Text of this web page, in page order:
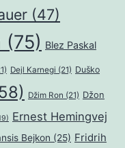
(47)
(75) Blez Paskal
Dejl Karnegi (21) Duško
Džim Ron (21) Džon
Ernest Hemingvej
Bejkon (25) Fridrih